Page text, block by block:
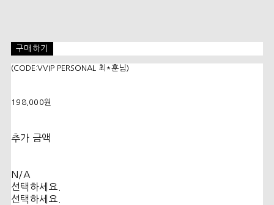
구매하기
(CODE:VVIP PERSONAL 최*훈님)
198,000원
추가 금액
N/A
선택하세요.
선택하세요.